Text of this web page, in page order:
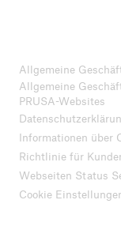
Allgemeine
Allgemeine
PRUSA-Websites
Informationen über
Richtlinie für
Webseiten Status
Cookie